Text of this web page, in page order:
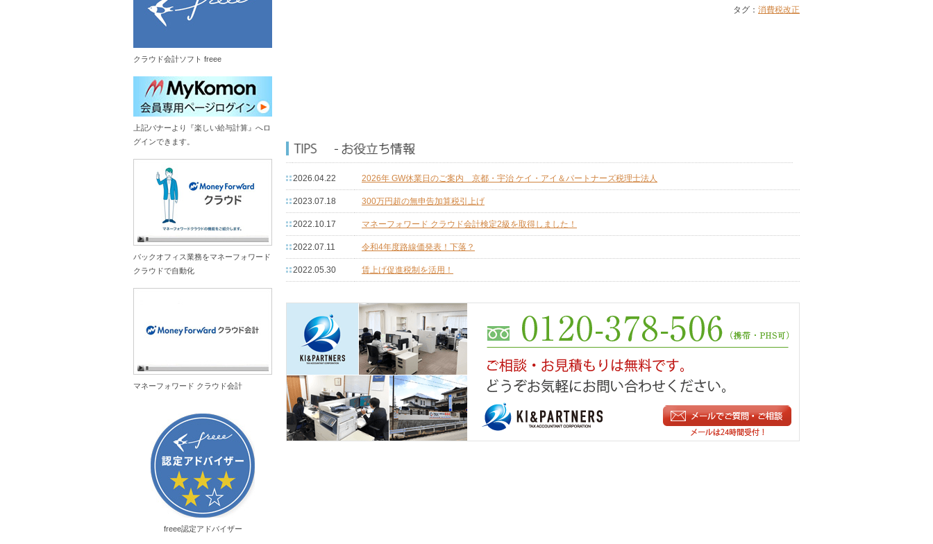
タグ： 消費税改正
2026.04.22 2026年 GW休業日のご案内 京都・宇治 ケイ・アイ＆パートナーズ税理士法人
2023.07.18 300万円超の無申告加算税引上げ
2022.10.17 マネーフォワード クラウド会計検定2級を取得しました！
2022.07.11 令和4年度路線価発表！下落？
2022.05.30 賃上げ促進税制を活用！
クラウド会計ソフト freee
上記バナーより『楽しい給与計算』へロ
グインできます。
バックオフィス業務をマネーフォワード
クラウドで自動化
マネーフォワード クラウド会計
freee認定アドバイザー